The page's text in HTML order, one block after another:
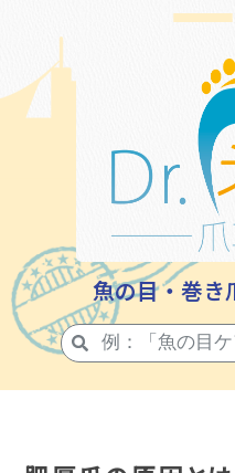
魚の目・巻き